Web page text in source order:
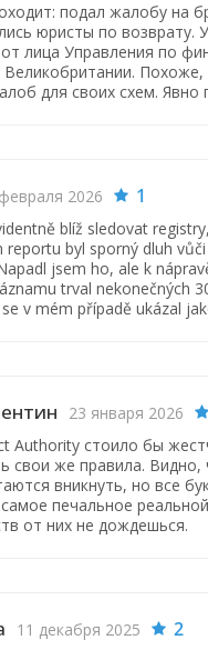
подал жалобу на
юристы по возврату.
лица Управления по
Великобритании.
для своих схем. Явно
2026 1
blíž sledovat
reportu byl sporný dluh vůči
jsem ho, ale k
trval nekonečných
v mém případě ukázal
23 января 2026
Authority стоило бы
свои же правила. Видно,
вникнуть, но все
печальное
от них не дождешься.
11 декабря 2025 2